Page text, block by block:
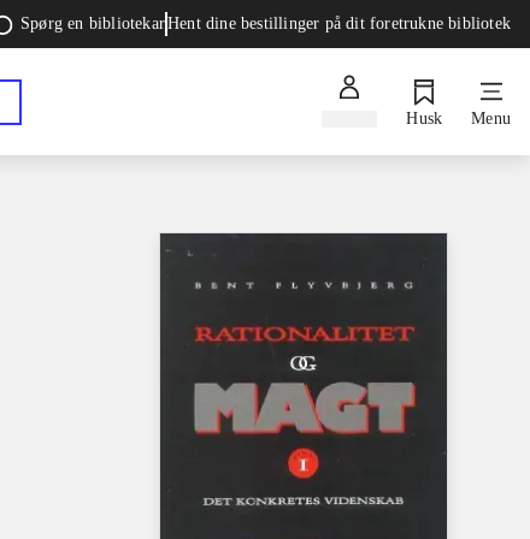
Spørg en bibliotekarHent dine bestillinger på dit foretrukne bibliotek
Husk Menu